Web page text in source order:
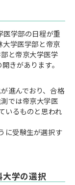
学部の日程が重
学医学部と帝京
と帝京大学医学
きがあります。
進んでおり、合格
では帝京大学医
いるものと思われ
に受験生が選択す
学の選択